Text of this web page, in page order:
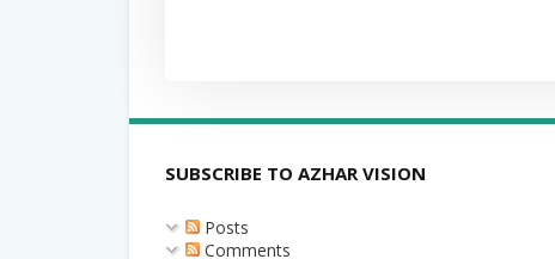
SUBSCRIBE TO AZHAR VISION
Posts
Comments